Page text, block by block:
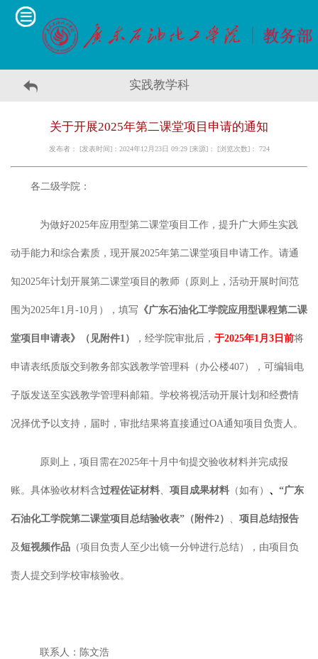
实践教学科
关于开展2025年第二课堂项目申请的通知
发布者： [发表时间]：2024年12月23日 09:29 [来源]： [浏览次数]： 724
各二级学院：
为做好2025年应用型第二课堂项目工作，提升广大师生实践
动手能力和综合素质，现开展2025年第二课堂项目申请工作。请通
知2025年计划开展第二课堂项目的教师（ 原则上， 活动开展时间范
围为2025年1月-10月 ），填写 《广东石油化工学院应用型课程第二课
堂项目申请表》（见附件1） ，经学院审批后， 于2025年1月 3日前将
申请表纸质版交到教务部实践教学管理科（办公楼407）， 可编辑电
子版发送至实践教学管理科邮箱。学校将视活动开展计划和经费情
况择优予以支持，届时，审批结果将直接通过OA通知项目负责人。
原则上， 项目 需在2025年十月中旬提交验收材料并完成报
账。具体验收材料含过程佐证材料、 项目成果材料 （如有） 、 “广东
石油化工学院第二课堂项目总结验收表”（附件2） 、 项目总结报告
及短视频作品 （项目负责人至少出镜一分钟进行总结），由项目负
责人提交到 学校审核验收。
联系人： 陈文浩